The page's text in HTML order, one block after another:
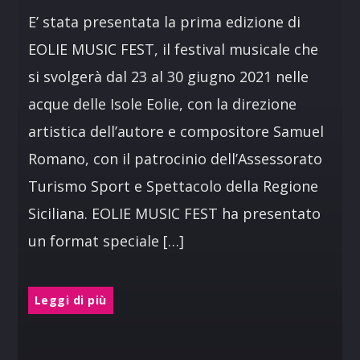
E’ stata presentata la prima edizione di
EOLIE MUSIC FEST, il festival musicale che
si svolgerà dal 23 al 30 giugno 2021 nelle
acque delle Isole Eolie, con la direzione
artistica dell’autore e compositore Samuel
Romano, con il patrocinio dell’Assessorato
Turismo Sport e Spettacolo della Regione
Siciliana. EOLIE MUSIC FEST ha presentato
un format speciale […]
Leggi di più